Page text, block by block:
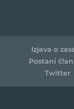
Izjava o
Postani član
Twitter